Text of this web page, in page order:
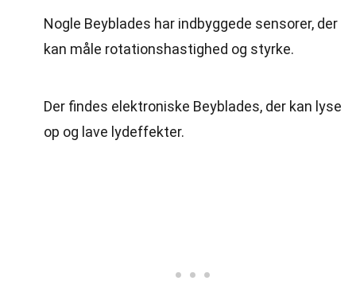
Nogle Beyblades har indbyggede sensorer, der
kan måle rotationshastighed og styrke.
Der findes elektroniske Beyblades, der kan lyse
op og lave lydeffekter.